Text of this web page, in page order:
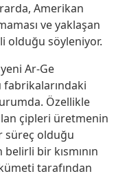
Amerikan
ve yaklaşan
olduğu söyleniyor.
Ar-Ge
Özellikle
çipleri üretmenin
süreç olduğu
bir kısmının
tarafından